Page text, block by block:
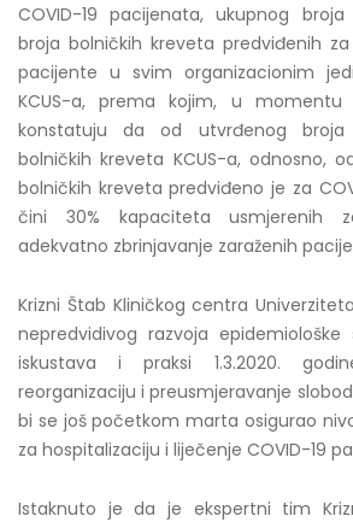
COVID-19 pacijenata, ukupnog
broja bolničkih kreveta predviđenih za
pacijente u svim organizacionim
KCUS-a, prema kojim, u momentu
konstatuju da od utvrđenog broja
bolničkih kreveta KCUS-a, odnosno,
bolničkih kreveta predviđeno je za
čini 30% kapaciteta usmjerenih
adekvatno zbrinjavanje zaraženih
Krizni Štab Kliničkog centra
nepredvidivog razvoja epidemiološke
iskustava i praksi 1.3.2020.
reorganizaciju i preusmjeravanje
bi se još početkom marta osigurao
za hospitalizaciju i liječenje COVID-19
Istaknuto je da je ekspertni tim